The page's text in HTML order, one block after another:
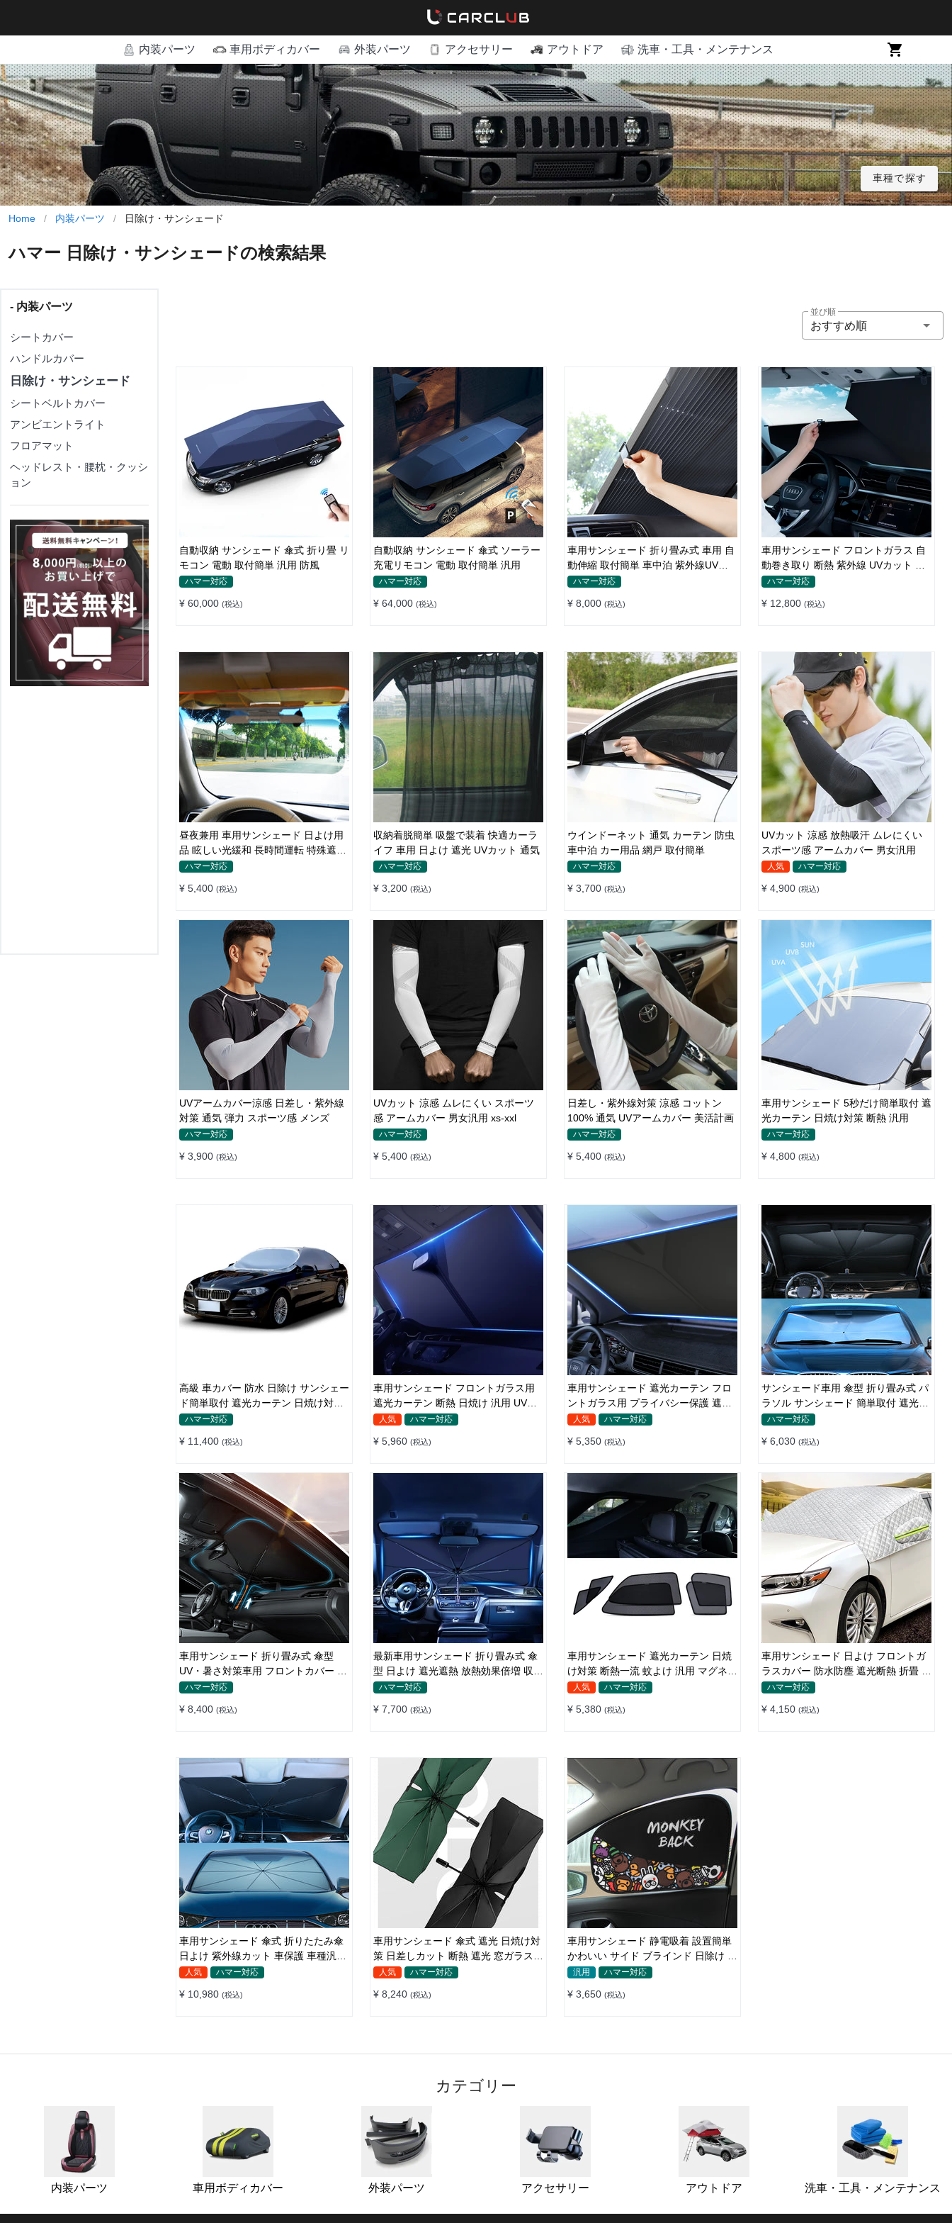
内装パーツ 車用ボディカバー 外装パーツ アクセサリー アウトドア 洗車・工具・メンテナンス
車種で探す
Home / 内装パーツ / 日除け・サンシェード
ハマー 日除け・サンシェードの検索結果
- 内装パーツ
シートカバー
ハンドルカバー
日除け・サンシェード
シートベルトカバー
アンビエントライト
フロアマット
ヘッドレスト・腰枕・クッシ
ョン
並び順
おすすめ順
自動収納 サンシェード 傘式 折り畳 リ
モコン 電動 取付簡単 汎用 防風
ハマー対応
¥ 60,000 (税込)
自動収納 サンシェード 傘式 ソーラー
充電リモコン 電動 取付簡単 汎用
ハマー対応
¥ 64,000 (税込)
車用サンシェード 折り畳み式 車用 自
動伸縮 取付簡単 車中泊 紫外線UVカ
ット 仮眠 断熱
ハマー対応
¥ 8,000 (税込)
車用サンシェード フロントガラス 自
動巻き取り 断熱 紫外線 UVカット 取
付収納便利
ハマー対応
¥ 12,800 (税込)
昼夜兼用 車用サンシェード 日よけ用
品 眩しい光緩和 長時間運転 特殊遮光
素材
ハマー対応
¥ 5,400 (税込)
収納着脱簡単 吸盤で装着 快適カーラ
イフ 車用 日よけ 遮光 UVカット 通気
ハマー対応
¥ 3,200 (税込)
ウインドーネット 通気 カーテン 防虫
車中泊 カー用品 網戸 取付簡単
ハマー対応
¥ 3,700 (税込)
UVカット 涼感 放熱吸汗 ムレにくい
スポーツ感 アームカバー 男女汎用
人気 ハマー対応
¥ 4,900 (税込)
UVアームカバー涼感 日差し・紫外線
対策 通気 弾力 スポーツ感 メンズ
ハマー対応
¥ 3,900 (税込)
UVカット 涼感 ムレにくい スポーツ
感 アームカバー 男女汎用 xs-xxl
ハマー対応
¥ 5,400 (税込)
日差し・紫外線対策 涼感 コットン
100% 通気 UVアームカバー 美活計画
ハマー対応
¥ 5,400 (税込)
車用サンシェード 5秒だけ簡単取付 遮
光カーテン 日焼け対策 断熱 汎用
ハマー対応
¥ 4,800 (税込)
高級 車カバー 防水 日除け サンシェー
ド簡単取付 遮光カーテン 日焼け対策
断熱 汎用
ハマー対応
¥ 11,400 (税込)
車用サンシェード フロントガラス用
遮光カーテン 断熱 日焼け 汎用 UVカ
ット 取付簡単 収納便利
人気 ハマー対応
¥ 5,960 (税込)
車用サンシェード 遮光カーテン フロ
ントガラス用 プライバシー保護 遮熱
日よけ 省エネ
人気 ハマー対応
¥ 5,350 (税込)
サンシェード車用 傘型 折り畳み式 パ
ラソル サンシェード 簡単取付 遮光遮
ハマー対応
¥ 6,030 (税込)
車用サンシェード 折り畳み式 傘型
UV・暑さ対策車用 フロントカバー 収
納簡単 おすすめ
ハマー対応
¥ 8,400 (税込)
最新車用サンシェード 折り畳み式 傘
型 日よけ 遮光遮熱 放熱効果倍増 収納
ポーチ付き
ハマー対応
¥ 7,700 (税込)
車用サンシェード 遮光カーテン 日焼
け対策 断熱一流 蚊よけ 汎用 マグネッ
ト付き 取付簡単
人気 ハマー対応
¥ 5,380 (税込)
車用サンシェード 日よけ フロントガ
ラスカバー 防水防塵 遮光断熱 折畳 収
納簡単 降雨雪対策
ハマー対応
¥ 4,150 (税込)
車用サンシェード 傘式 折りたたみ傘
日よけ 紫外線カット 車保護 車種汎用
収納便利
人気 ハマー対応
¥ 10,980 (税込)
車用サンシェード 傘式 遮光 日焼け対
策 日差しカット 断熱 遮光 窓ガラスブ
レーカー付き 汎用 簡単取り付け 収納
い
人気 ハマー対応
¥ 8,240 (税込)
車用サンシェード 静電吸着 設置簡単
かわいい サイド ブラインド 日除け 遮
光 遮熱 プライバシー保護
汎用 ハマー対応
¥ 3,650 (税込)
カテゴリー
内装パーツ 車用ボディカバー 外装パーツ アクセサリー アウトドア 洗車・工具・メンテナンス